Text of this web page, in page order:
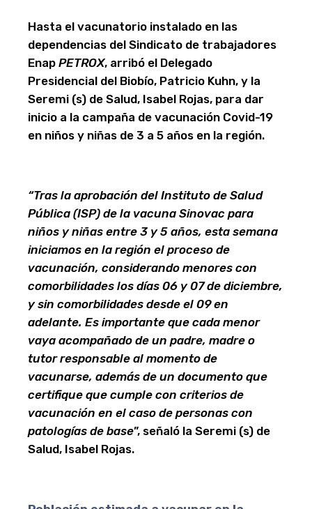
Hasta el vacunatorio instalado en las
dependencias del Sindicato de trabajadores
Enap PETROX, arribó el Delegado
Presidencial del Biobío, Patricio Kuhn, y la
Seremi (s) de Salud, Isabel Rojas, para dar
inicio a la campaña de vacunación Covid-19
en niños y niñas de 3 a 5 años en la región.
“Tras la aprobación del Instituto de Salud
Pública (ISP) de la vacuna Sinovac para
niños y niñas entre 3 y 5 años, esta semana
iniciamos en la región el proceso de
vacunación, considerando menores con
comorbilidades los días 06 y 07 de diciembre,
y sin comorbilidades desde el 09 en
adelante. Es importante que cada menor
vaya acompañado de un padre, madre o
tutor responsable al momento de
vacunarse, además de un documento que
certifique que cumple con criterios de
vacunación en el caso de personas con
patologías de base”, señaló la Seremi (s) de
Salud, Isabel Rojas.